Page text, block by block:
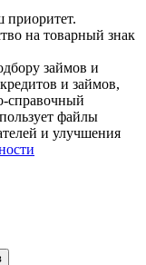
приоритет.
на товарный знак
займов и
и займов,
справочный
файлы
и улучшения